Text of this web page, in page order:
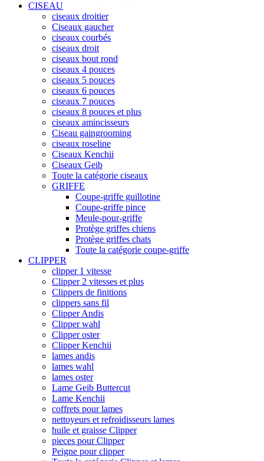
CISEAU
ciseaux droitier
Ciseaux gaucher
ciseaux courbés
ciseaux droit
ciseaux bout rond
ciseaux 4 pouces
ciseaux 5 pouces
ciseaux 6 pouces
ciseaux 7 pouces
ciseaux 8 pouces et plus
ciseaux amincisseurs
Ciseau gaingrooming
ciseaux roseline
Ciseaux Kenchii
Ciseaux Geib
Toute la catégorie ciseaux
GRIFFE
Coupe-griffe guillotine
Coupe-griffe pince
Meule-pour-griffe
Protège griffes chiens
Protège griffes chats
Toute la catégorie coupe-griffe
CLIPPER
clipper 1 vitesse
Clipper 2 vitesses et plus
Clippers de finitions
clippers sans fil
Clipper Andis
Clipper wahl
Clipper oster
Clipper Kenchii
lames andis
lames wahl
lames oster
Lame Geib Buttercut
Lame Kenchii
coffrets pour lames
nettoyeurs et refroidisseurs lames
huile et graisse Clipper
pieces pour Clipper
Peigne pour clipper